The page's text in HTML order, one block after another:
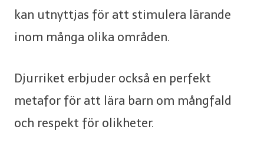
kan utnyttjas för att stimulera lärande
inom många olika områden.
Djurriket erbjuder också en perfekt
metafor för att lära barn om mångfald
och respekt för olikheter.